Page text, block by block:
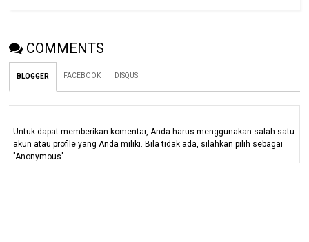
COMMENTS
BLOGGER FACEBOOK DISQUS
Untuk dapat memberikan komentar, Anda harus menggunakan salah satu
akun atau profile yang Anda miliki. Bila tidak ada, silahkan pilih sebagai
"Anonymous"